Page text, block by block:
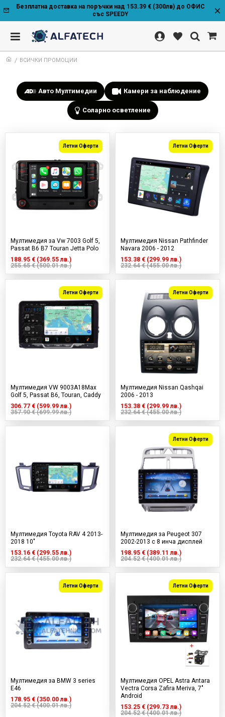
Безплатна доставка на поръчки над 153.39 € (300лв) до ОФИС
със SPEEDY
ВСИЧКИ ПРОМОЦИИ
Авто Мултимедии Камери за наблюдение
Соларно осветление
Летни Оферти
Мултимедия за Vw 7003 Golf 5,
Passat B6 B7 Touran Jetta Polo
188.95 € (369.55 лв.)
255.65 € (500.01 лв.)
Летни Оферти
Мултимедия Nissan Pathfinder
Navara 2006 - 2012
153.38 € (299.99 лв.)
232.64 € (455.00 лв.)
Летни Оферти
Мултимедия VW 9003A18Max
Golf 5, Passat B6, Touran, Caddy
306.77 € (599.99 лв.)
357.90 € (699.99 лв.)
Летни Оферти
Мултимедия Nissan Qashqai
2006 - 2013
153.38 € (299.99 лв.)
232.64 € (455.00 лв.)
Мултимедия Toyota RAV 4 2013-
2018 10"
153.16 € (299.55 лв.)
232.64 € (455.00 лв.)
Летни Оферти
Мултимедия за Peugeot 307
2002-2013 с 8 инча дисплей
198.95 € (389.11 лв.)
204.52 € (400.01 лв.)
Летни Оферти
Мултимедия за BMW 3 series
E46
178.95 € (350.00 лв.)
204.52 € (400.01 лв.)
Летни Оферти
Мултимедия OPEL Astra Antara
Vectra Corsa Zafira Meriva, 7"
Android
153.25 € (299.73 лв.)
204.52 € (400.01 лв.)